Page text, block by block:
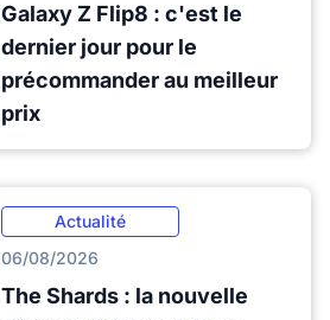
Galaxy Z Flip8 : c'est le
dernier jour pour le
précommander au meilleur
prix
Actualité
06/08/2026
The Shards : la nouvelle